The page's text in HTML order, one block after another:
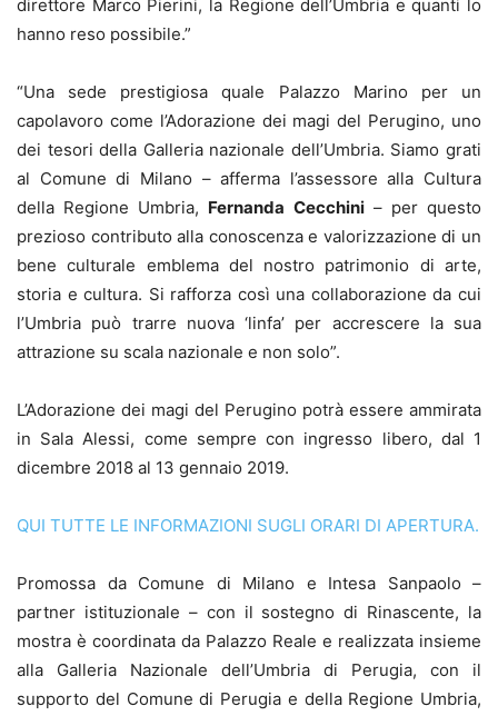
direttore Marco Pierini, la Regione dell’Umbria e quanti lo
hanno reso possibile.”
“Una sede prestigiosa quale Palazzo Marino per un
capolavoro come l’Adorazione dei magi del Perugino, uno
dei tesori della Galleria nazionale dell’Umbria. Siamo grati
al Comune di Milano – afferma l’assessore alla Cultura
della Regione Umbria, Fernanda Cecchini– per questo
prezioso contributo alla conoscenza e valorizzazione di un
bene culturale emblema del nostro patrimonio di arte,
storia e cultura. Si rafforza così una collaborazione da cui
l’Umbria può trarre nuova ‘linfa’ per accrescere la sua
attrazione su scala nazionale e non solo”.
L’Adorazione dei magi del Perugino potrà essere ammirata
in Sala Alessi, come sempre con ingresso libero, dal 1
dicembre 2018 al 13 gennaio 2019.
QUI TUTTE LE INFORMAZIONI SUGLI ORARI DI APERTURA.
Promossa da Comune di Milano e Intesa Sanpaolo –
partner istituzionale – con il sostegno di Rinascente, la
mostra è coordinata da Palazzo Reale e realizzata insieme
alla Galleria Nazionale dell’Umbria di Perugia, con il
supporto del Comune di Perugia e della Regione Umbria,